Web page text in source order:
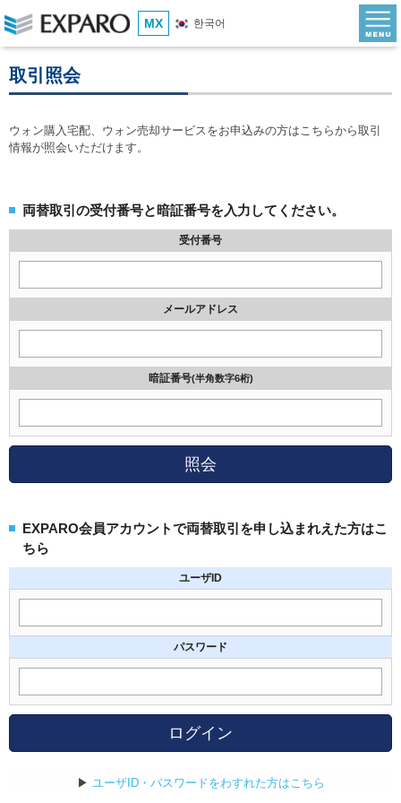
MX 한국어
取引照会
ウォン購入宅配、ウォン売却サービスをお申込みの方はこちらから取引
情報が照会いただけます。
両替取引の受付番号と暗証番号を入力してください。
受付番号
メールアドレス
暗証番号(半角数字6桁)
照会
EXPARO会員アカウントで両替取引を申し込まれえた方はこ
ちら
ユーザID
パスワード
ログイン
▶ ユーザID・パスワードをわすれた方はこちら